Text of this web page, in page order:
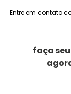
Entre em contato
faça